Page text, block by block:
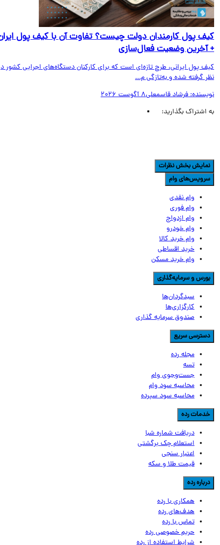
پول کارمندان دولت چیست؟ تفاوت آن با کیف پول ایران
وضعیت فعال‌سازی
پول ایرانی، طرح تازه‌ای است که برای کارکنان دستگاه‌های اجرایی کشور در
گرفته شده و به‌تازگی م...
فرشاد قاسمعلی8 آگوست 2026
اشتراک بگذارید:
بخش نظرات
وام
وام نقدی
وام فوری
وام ازدواج
وام خودرو
وام خرید کالا
خرید اقساطی
وام خرید مسکن
و سرمایه‌گذاری
سبدگردان‌ها
کارگزاری‌ها
صندوق سرمایه گذاری
سریع
مجله رده
تسه
جست‌وجوی وام
محاسبه سود وام
محاسبه سود سپرده
رده
دریافت شماره شبا
استعلام چک برگشتی
اعتبار سنجی
قیمت طلا و سکه
رده
همکاری با رده
هدف‌های رده
تماس‌ با‌ رده
حریم خصوصی رده
شرایط استفاده از رده